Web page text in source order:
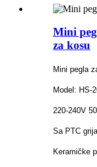
Mini
za kosu
Mini pegla
Model: HS-
220-240V
Sa PTC
Keramičke